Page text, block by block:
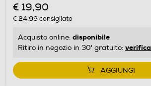
€ 19,90
€ 24,99 consigliato
Acquisto online: disponibile
Ritiro in negozio in 30' gratuito: verifica
AGGIUNGI